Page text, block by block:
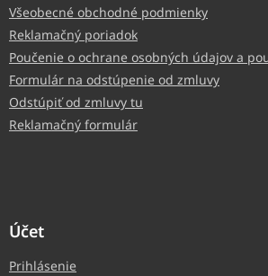
Všeobecné obchodné podmienky
Reklamačný poriadok
Poučenie o ochrane osobných údajov a
Formulár na odstúpenie od zmluvy
Odstúpiť od zmluvy tu
Reklamačný formulár
Účet
Prihlásenie